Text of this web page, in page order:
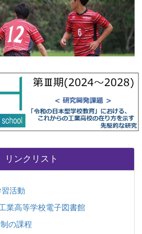
リンクリスト
活動
業高等学校電子図書館
の課程